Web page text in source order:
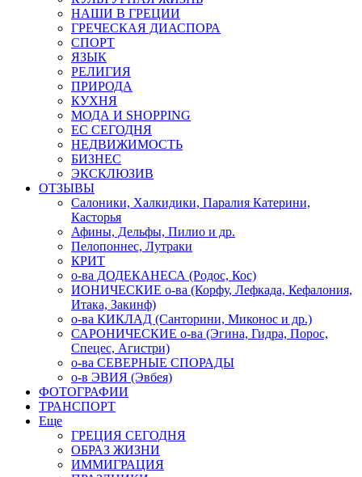
НАШИ В ГРЕЦИИ
ГРЕЧЕСКАЯ ДИАСПОРА
СПОРТ
ЯЗЫК
РЕЛИГИЯ
ПРИРОДА
КУХНЯ
МОДА И SHOPPING
ЕС СЕГОДНЯ
НЕДВИЖИМОСТЬ
БИЗНЕС
ЭКСКЛЮЗИВ
ОТЗЫВЫ
Салоники, Халкидики, Паралия Катерини,
Касторья
Афины, Дельфы, Пилио и др.
Пелопоннес, Лутраки
КРИТ
о-ва ДОДЕКАНЕСА (Родос, Кос)
ИОНИЧЕСКИЕ о-ва (Корфу, Лефкада, Кефалония,
Итака, Закинф)
о-ва КИКЛАД (Санторини, Миконос и др.)
САРОНИЧЕСКИЕ о-ва (Эгина, Гидра, Порос,
Спецес, Агистри)
о-ва СЕВЕРНЫЕ СПОРАДЫ
о-в ЭВИЯ (Эвбея)
ФОТОГРАФИИ
ТРАНСПОРТ
Еще
ГРЕЦИЯ СЕГОДНЯ
ОБРАЗ ЖИЗНИ
ИММИГРАЦИЯ